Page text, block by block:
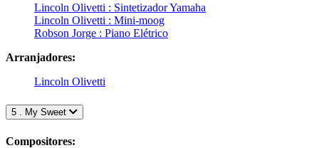
Lincoln Olivetti : Sintetizador Yamaha
Lincoln Olivetti : Mini-moog
Robson Jorge : Piano Elétrico
Arranjadores:
Lincoln Olivetti
5 . My Sweet
Compositores: